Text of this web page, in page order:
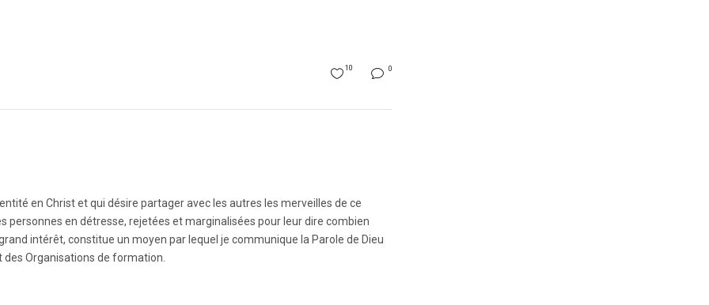
0
10
en Christ et qui désire partager avec les autres les merveilles de ce
personnes en détresse, rejetées et marginalisées pour leur dire combien
intérêt, constitue un moyen par lequel je communique la Parole de Dieu
Organisations de formation.